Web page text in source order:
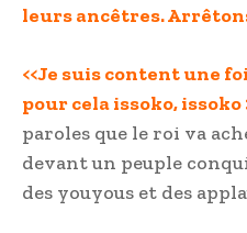
leurs ancêtres. Arrêtons
<<Je suis content une
pour cela issoko, issoko
paroles que le roi va
devant un peuple
des youyous et des